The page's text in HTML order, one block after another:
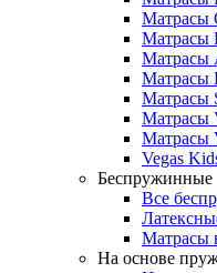
Матрасы
Матрасы
Матрасы
Матрасы
Матрасы
Матрасы
Матрасы
Vegas
Беспружинные
Все
Матрасы
На основе